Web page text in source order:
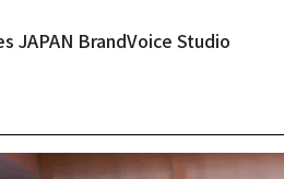
JAPAN BrandVoice Studio